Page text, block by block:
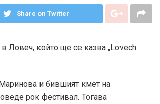
Share on Twitter
Ловеч, който ще се казва „Lovech
и бившият кмет на
рок фестивал. Тогава